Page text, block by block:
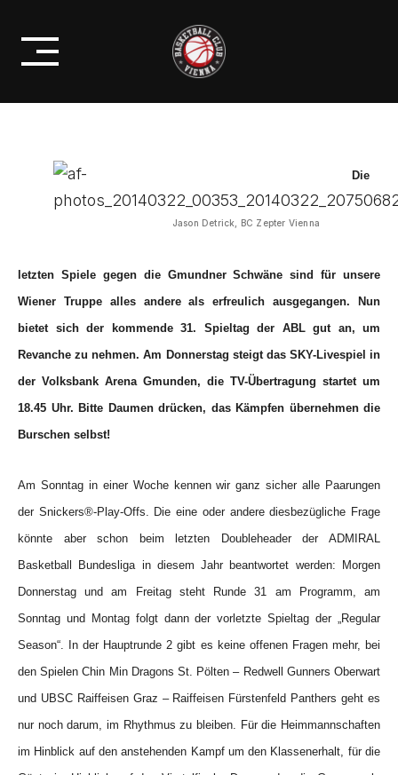
content
GEGEN GMUNDEN AUF EINE
REVANCHE
Jason Detrick, BC Zepter Vienna
Die
letzten Spiele gegen die Gmundner Schwäne sind für unsere
Wiener Truppe alles andere als erfreulich ausgegangen. Nun
bietet sich der kommende 31. Spieltag der ABL gut an, um
Revanche zu nehmen. Am Donnerstag steigt das SKY-Livespiel in
der Volksbank Arena Gmunden, die TV-Übertragung startet um
18.45 Uhr. Bitte Daumen drücken, das Kämpfen übernehmen die
Burschen selbst!
Am Sonntag in einer Woche kennen wir ganz sicher alle Paarungen
der Snickers®-Play-Offs. Die eine oder andere diesbezügliche Frage
könnte aber schon beim letzten Doubleheader der ADMIRAL
Basketball Bundesliga in diesem Jahr beantwortet werden: Morgen
Donnerstag und am Freitag steht Runde 31 am Programm, am
Sonntag und Montag folgt dann der vorletzte Spieltag der „Regular
Season“. In der Hauptrunde 2 gibt es keine offenen Fragen mehr, bei
den Spielen Chin Min Dragons St. Pölten – Redwell Gunners Oberwart
und UBSC Raiffeisen Graz – Raiffeisen Fürstenfeld Panthers geht es
nur noch darum, im Rhythmus zu bleiben. Für die Heimmannschaften
im Hinblick auf den anstehenden Kampf um den Klassenerhalt, für die